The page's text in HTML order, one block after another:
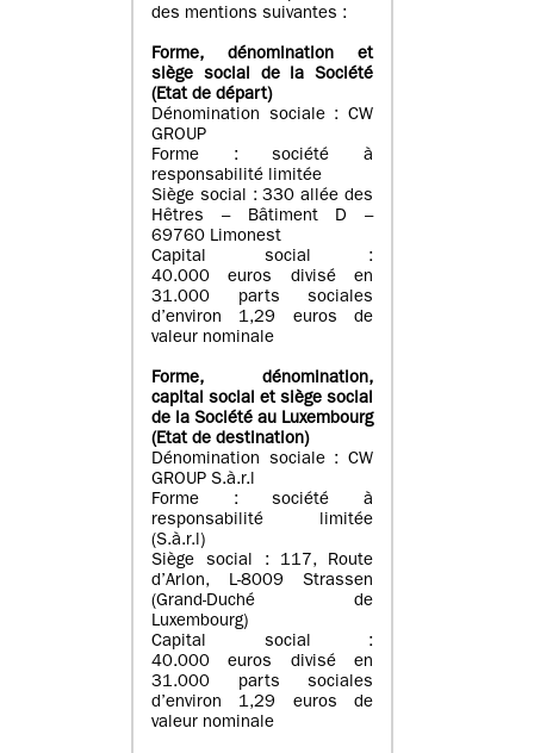
des mentions suivantes :
Forme, dénomination et
siège social de la Société
(Etatde départ)
Dénomination sociale : CW
GROUP
Forme : société à
responsabilité limitée
Siège social : 330 allée des
Hêtres – Bâtiment D –
69760 Limonest
Capital social :
40.000 euros divisé en
31.000 parts sociales
d’environ 1,29 euros de
valeur nominale
Forme, dénomination,
capital social et siège social
de la Société au Luxembourg
(Etat de destination)
Dénomination sociale : CW
GROUP S.à.r.l
Forme : société à
responsabilité limitée
(S.à.r.l)
Siège social : 117, Route
d’Arlon, L-8009 Strassen
(Grand-Duché de
Luxembourg)
Capital social :
40.000 euros divisé en
31.000 parts sociales
d’environ 1,29 euros de
valeur nominale